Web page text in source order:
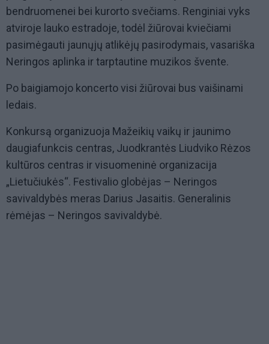
bendruomenei bei kurorto svečiams. Renginiai vyks
atviroje lauko estradoje, todėl žiūrovai kviečiami
pasimėgauti jaunųjų atlikėjų pasirodymais, vasariška
Neringos aplinka ir tarptautine muzikos švente.
Po baigiamojo koncerto visi žiūrovai bus vaišinami
ledais.
Konkursą organizuoja Mažeikių vaikų ir jaunimo
daugiafunkcis centras, Juodkrantės Liudviko Rėzos
kultūros centras ir visuomeninė organizacija
„Lietučiukės“. Festivalio globėjas – Neringos
savivaldybės meras Darius Jasaitis. Generalinis
rėmėjas – Neringos savivaldybė.